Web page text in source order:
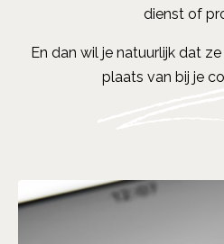
dienst of
En dan wil je natuurlijk dat
plaats van bij je